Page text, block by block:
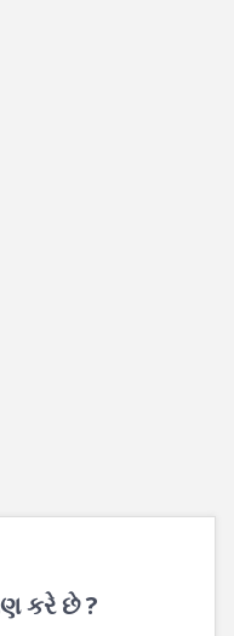
કરે છે ?